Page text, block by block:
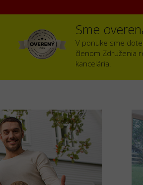
Sme
V ponuke sme
členom Združenia
kancelária.